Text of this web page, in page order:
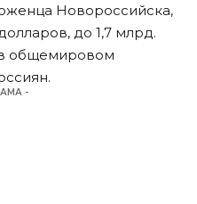
Новороссийска,
до 1,7 млрд.
общемировом
-